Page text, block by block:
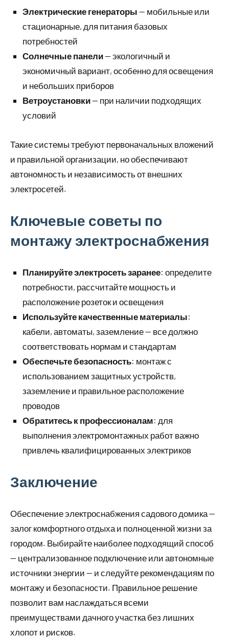
Электрические генераторы — мобильные или
стационарные, для питания базовых
потребностей
Солнечные панели— экологичный и
экономичный вариант, особенно для освещения
и небольших приборов
Ветроустановки— при наличии подходящих
условий
Такие системы требуют первоначальных вложений
и правильной организации, но обеспечивают
автономность и независимость от внешних
электросетей.
Ключевые советы по
монтажу электроснабжения
Планируйте электросеть заранее: определите
потребности, рассчитайте мощность и
расположение розеток и освещения
Используйте качественные материалы:
кабели, автоматы, заземление — все должно
соответствовать нормам и стандартам
Обеспечьте безопасность: монтаж с
использованием защитных устройств,
заземление и правильное расположение
проводов
Обратитесь к профессионалам: для
выполнения электромонтажных работ важно
привлечь квалифицированных электриков
Заключение
Обеспечение электроснабжения садового домика —
залог комфортного отдыха и полноценной жизни за
городом. Выбирайте наиболее подходящий способ
— централизованное подключение или автономные
источники энергии — и следуйте рекомендациям по
монтажу и безопасности. Правильное решение
позволит вам наслаждаться всеми
преимуществами дачного участка без лишних
хлопот и рисков.